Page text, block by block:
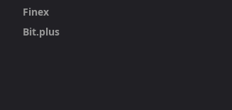
Finex
Bit.plus